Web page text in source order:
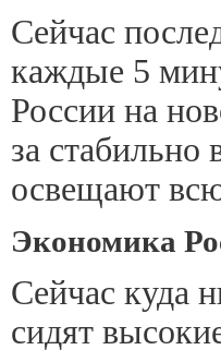
Сейчас
каждые 5
России на
за стабильно
освещают
Экономика
Сейчас куда
сидят